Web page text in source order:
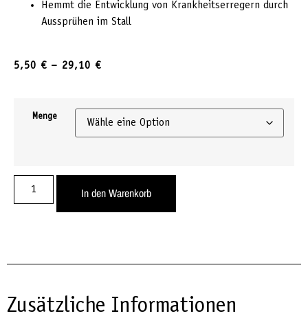
Hemmt die Entwicklung von Krankheitserregern durch
Aussprühen im Stall
5,50 € – 29,10 €
Menge
In den Warenkorb
Zusätzliche Informationen